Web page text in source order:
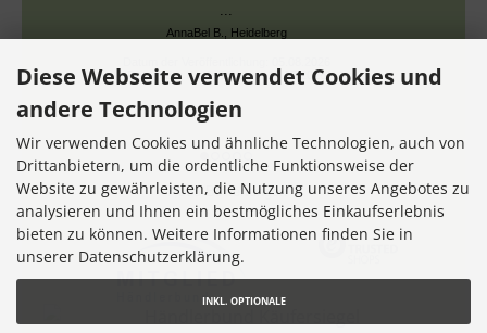
...
AnnaBel B., Heidelberg
Datum der Kauferfahrung: 16.07.2026
7,355 Bewertungen
Diese Webseite verwendet Cookies und
andere Technologien
Wir verwenden Cookies und ähnliche Technologien, auch von
Drittanbietern, um die ordentliche Funktionsweise der
Website zu gewährleisten, die Nutzung unseres Angebotes zu
analysieren und Ihnen ein bestmögliches Einkaufserlebnis
bieten zu können. Weitere Informationen finden Sie in
unserer Datenschutzerklärung.
INKL. OPTIONALE